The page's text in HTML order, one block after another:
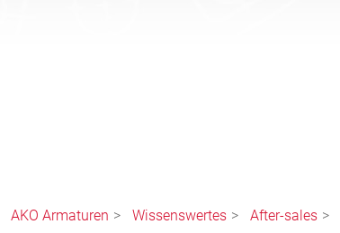
AKO Armaturen Wissenswertes After-sales